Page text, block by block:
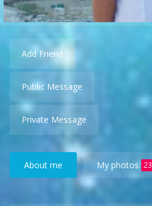
Add Friend
Public Message
Private Message
About me My photos 23